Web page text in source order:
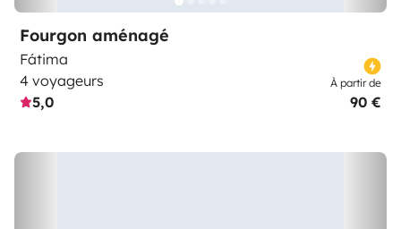
Fourgon aménagé
Fátima
4 voyageurs
5,0
À partir de
90 €